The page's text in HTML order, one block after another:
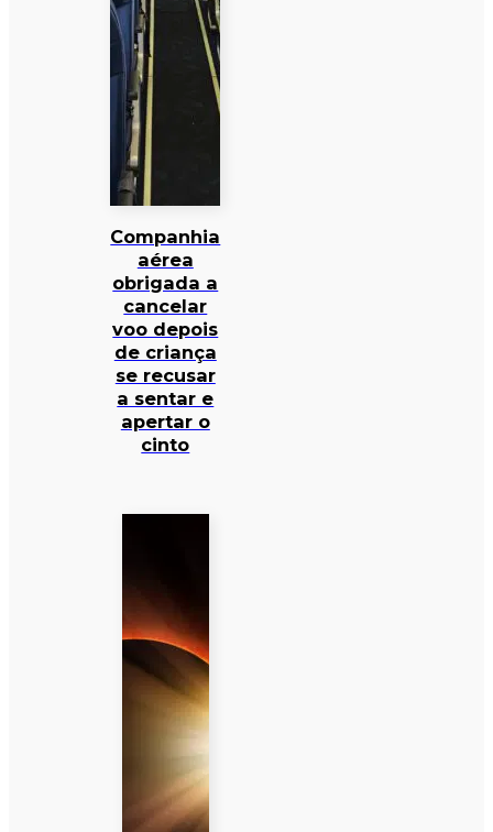
Companhia
aérea
obrigada a
cancelar
voo depois
de criança
se recusar
a sentar e
apertar o
cinto